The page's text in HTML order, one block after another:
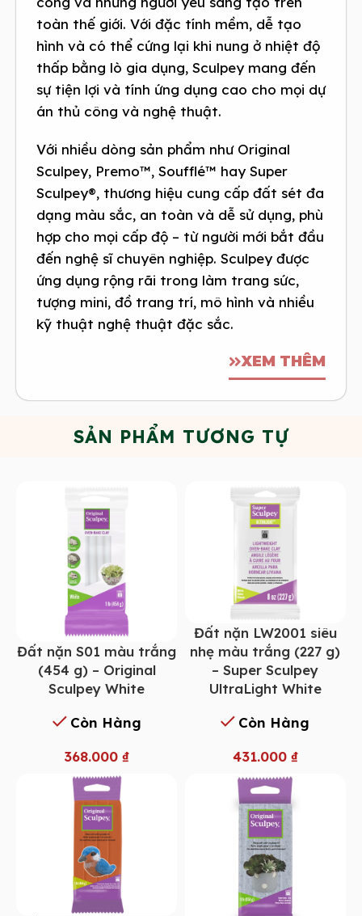
toàn thế giới. Với đặc tính mềm, dễ tạo
hình và có thể cứng lại khi nung ở nhiệt độ
thấp bằng lò gia dụng, Sculpey mang đến
sự tiện lợi và tính ứng dụng cao cho mọi dự
án thủ công và nghệ thuật.
Với nhiều dòng sản phẩm như Original
Sculpey, Premo™, Soufflé™ hay Super
Sculpey®, thương hiệu cung cấp đất sét đa
dạng màu sắc, an toàn và dễ sử dụng, phù
hợp cho mọi cấp độ – từ người mới bắt đầu
đến nghệ sĩ chuyên nghiệp. Sculpey được
ứng dụng rộng rãi trong làm trang sức,
tượng mini, đồ trang trí, mô hình và nhiều
kỹ thuật nghệ thuật đặc sắc.
XEM THÊM
SẢN PHẨM TƯƠNG TỰ
Đất nặn S01 màu trắng
(454 g) – Original
Sculpey White
Còn Hàng
368.000 ₫
Đất nặn LW2001 siêu
nhẹ màu trắng (227 g)
– Super Sculpey
UltraLight White
Còn Hàng
431.000 ₫